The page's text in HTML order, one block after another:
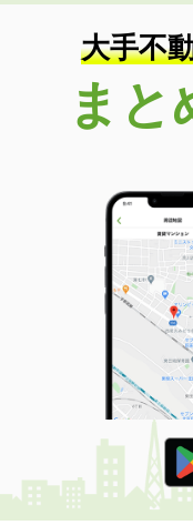
専有面
間取り
滋賀県甲賀市水口町
価 格
間取り
滋賀県犬上郡豊郷町
価 格
住 所
専有面
間取り
滋賀県大津市別保１
価 格
住 所
専有面積
大手不
まと